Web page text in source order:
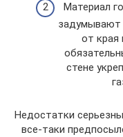
Материал
задумывают
от края
стене
Недостатки
все-таки